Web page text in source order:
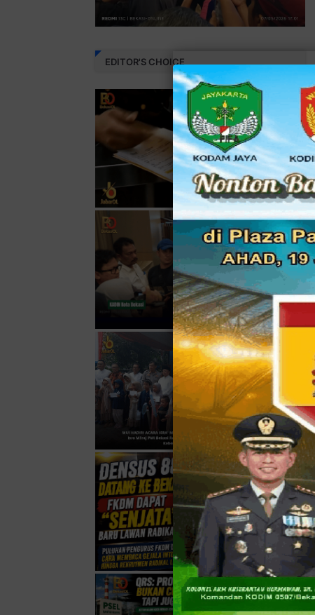
EDITOR'S CHOICE